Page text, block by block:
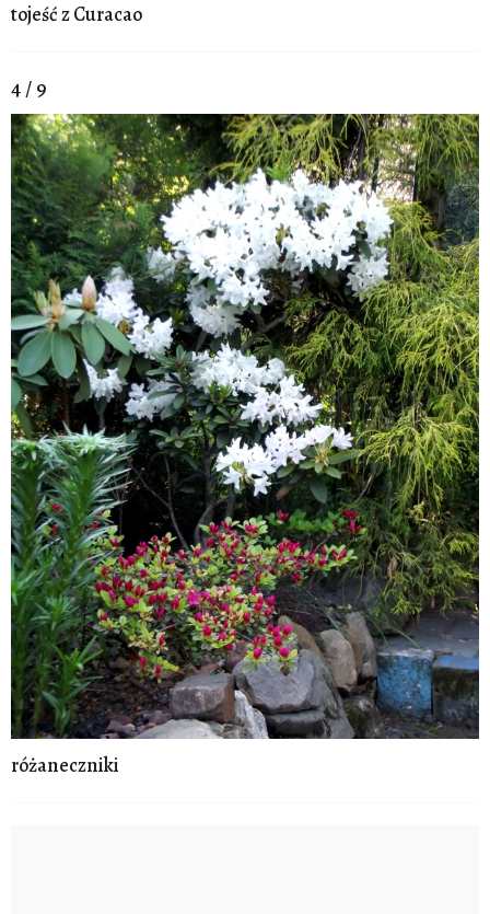
tojeść z Curacao
4 / 9
różaneczniki